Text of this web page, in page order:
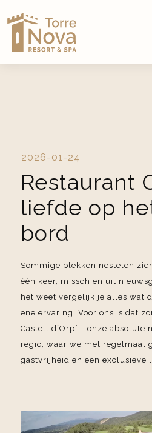
2026-01-24
Restaurant
liefde op
bord
Sommige plekken nestelen
één keer, misschien uit
het weet vergelijk je alles wat
ene ervaring. Voor ons is dat
Castell d´Orpí – onze absolute
regio, waar we met regelmaat
gastvrijheid en een exclusieve